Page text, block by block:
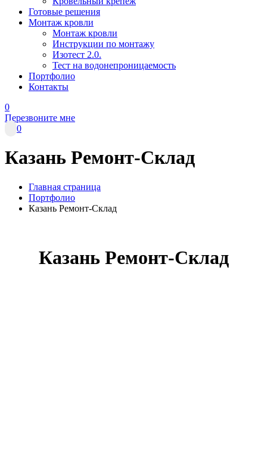
Готовые решения
Монтаж кровли
Монтаж кровли
Инструкции по монтажу
Изотест 2.0.
Тест на водонепроницаемость
Портфолио
Контакты
0
Перезвоните мне
0
Казань Ремонт-Склад
Главная страница
Портфолио
Казань Ремонт-Склад
Казань Ремонт-Склад